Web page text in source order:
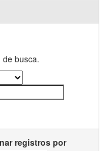
busca.
registros por